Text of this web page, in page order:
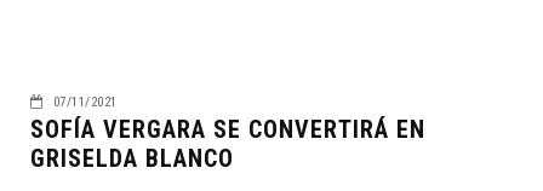
07/11/2021
SOFÍA VERGARA SE CONVERTIRÁ EN
GRISELDA BLANCO